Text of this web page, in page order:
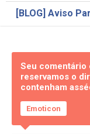
[BLOG] Aviso
Seu comentário
reservamos o
contenham
Emoticon